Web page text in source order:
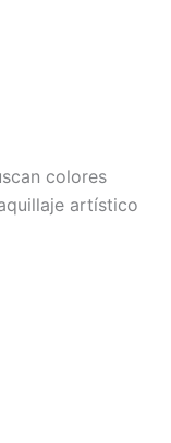
colores
artístico